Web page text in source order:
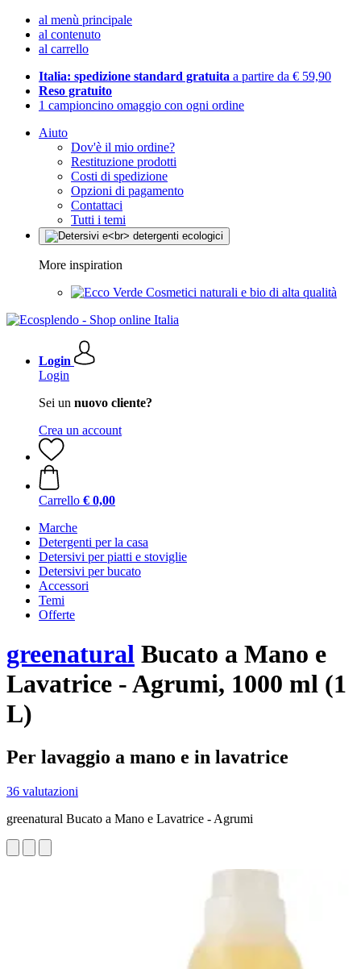
al menù principale
al contenuto
al carrello
Italia: spedizione standard gratuita a partire da € 59,90
Reso gratuito
1 campioncino omaggio con ogni ordine
Aiuto
Dov'è il mio ordine?
Restituzione prodotti
Costi di spedizione
Opzioni di pagamento
Contattaci
Tutti i temi
More inspiration
Cosmetici naturali e bio di alta qualità
Login
Login
Sei un nuovo cliente?
Crea un account
Carrello € 0,00
Marche
Detergenti per la casa
Detersivi per piatti e stoviglie
Detersivi per bucato
Accessori
Temi
Offerte
greenatural Bucato a Mano e
Lavatrice - Agrumi, 1000 ml (1
L)
Per lavaggio a mano e in lavatrice
36 valutazioni
greenatural Bucato a Mano e Lavatrice - Agrumi